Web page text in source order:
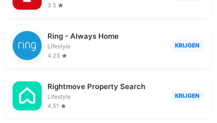
3.5
Ring - Always Home
Lifestyle
4.23
KRIJGEN
Rightmove Property Search
Lifestyle
4.51
KRIJGEN